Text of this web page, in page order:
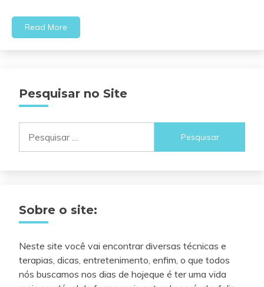
Read More
Pesquisar no Site
por:
Sobre o site:
Neste site você vai encontrar diversas técnicas e
terapias, dicas, entretenimento, enfim, o que todos
nós buscamos nos dias de hojeque é ter uma vida